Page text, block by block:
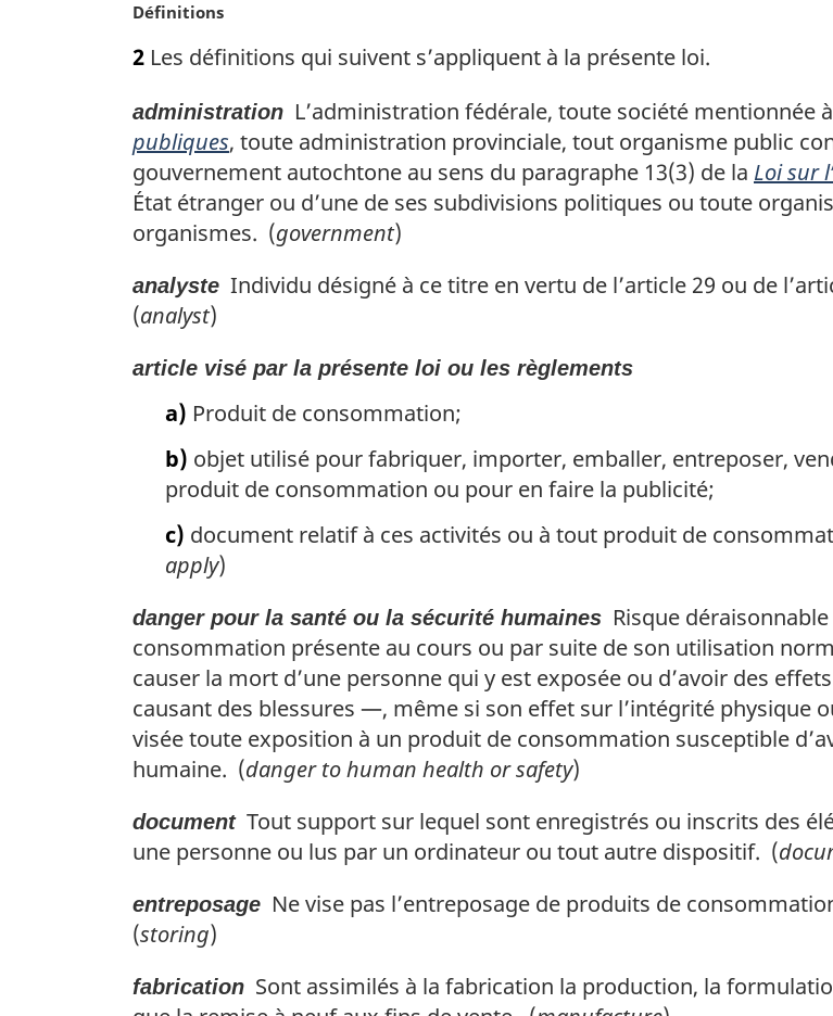
g
n
l
e
:
N
t
m
a
r
g
i
n
l
e
Définitions
2 Les définitions qui suivent s’appliquent à la présente loi.
administration L’administration fédérale, toute société mentionnée
publiques, toute administration provinciale, tout organisme public
gouvernement autochtone au sens du paragraphe 13(3) de la Loi sur
État étranger ou d’une de ses subdivisions politiques ou toute
organismes. (government)
analyste Individu désigné à ce titre en vertu de l’article 29 ou de
(analyst)
article visé par la présente loi ou les règlements
a) Produit de consommation;
b) objet utilisé pour fabriquer, importer, emballer, entreposer,
produit de consommation ou pour en faire la publicité;
c) document relatif à ces activités ou à tout produit de
apply)
danger pour la santé ou la sécurité humaines Risque
consommation présente au cours ou par suite de son utilisation
causer la mort d’une personne qui y est exposée ou d’avoir des
causant des blessures —, même si son effet sur l’intégrité physique
visée toute exposition à un produit de consommation susceptible
humaine. (danger to human health or safety)
documentTout support sur lequel sont enregistrés ou inscrits des
une personne ou lus par un ordinateur ou tout autre dispositif. (
entreposage Ne vise pas l’entreposage de produits de
(storing)
fabrication Sont assimilés à la fabrication la production, la